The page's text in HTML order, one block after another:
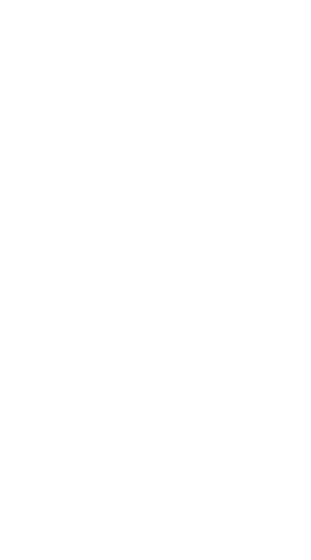
- Noi nu avem
Formula de pace
Celelalte formule
acord de pace
exclud că ar putea
În cel de-al doilea
o victorie și o
În același timp,
Occidentului și
acord Zelenski și